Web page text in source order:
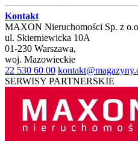
Kontakt
MAXON Nieruchomości Sp. z
ul. Skierniewicka 10A
01-230 Warszawa,
woj. Mazowieckie
22 530 60 00
SERWISY PARTNERSKIE